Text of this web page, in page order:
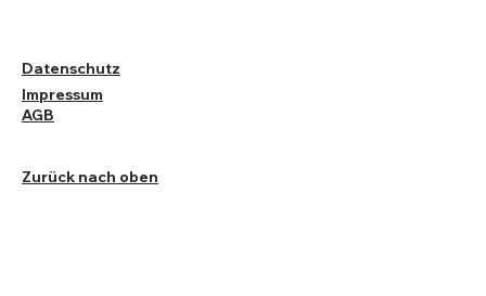
Datenschutz
Impressum
AGB
Zurück nach oben